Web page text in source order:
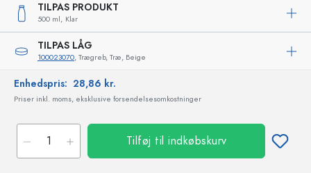
TILPAS PRODUKT
500 ml, Klar
TILPAS LÅG
100023070, Trægreb, Træ, Beige
Enhedspris: 28,86 kr.
Priser inkl. moms, eksklusive forsendelsesomkostninger
Tilføj til indkøbskurv